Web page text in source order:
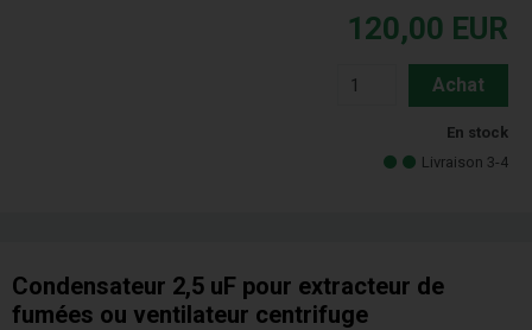
120,00 EUR
Achat
En stock
Livraison 3-4
Condensateur 2,5 uF pour extracteur de
fumées ou ventilateur centrifuge